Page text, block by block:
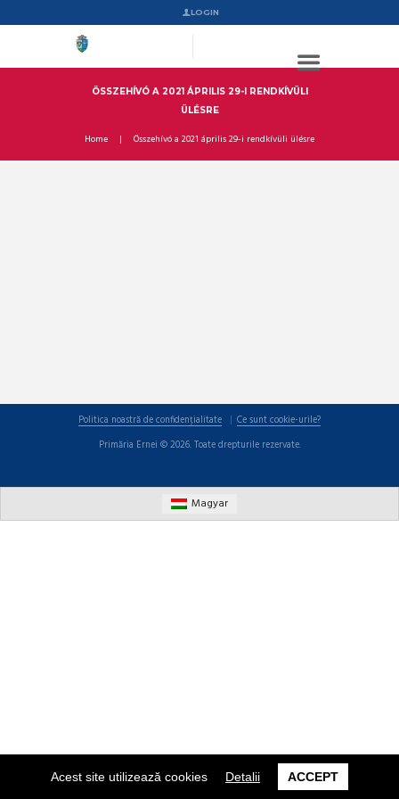
Acest site utilizează cookies Detalii ACCEPT
LOGIN
ÖSSZEHÍVÓ A 2021 ÁPRILIS 29-I RENDKÍVÜLI
ÜLÉSRE
Home Összehívó a 2021 április 29-i rendkívüli ülésre
Politica noastră de confidențialitate
Ce sunt cookie-urile?
Primăria Ernei © 2026. Toate drepturile rezervate.
Magyar